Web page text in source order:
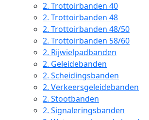
2. Trottoirbanden 40
2. Trottoirbanden 48
2. Trottoirbanden 48/50
2. Trottoirbanden 58/60
2. Rijwielpadbanden
2. Geleidebanden
2. Scheidingsbanden
2. Verkeersgeleidebanden
2. Stootbanden
2. Signaleringsbanden